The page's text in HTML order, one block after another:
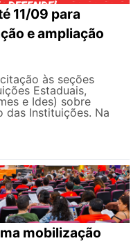
11/09 para
e ampliação
às seções
Estaduais,
e Ides) sobre
das Instituições. Na
mobilização